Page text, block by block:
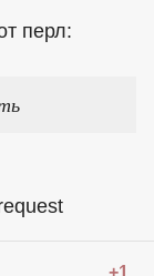
перл:
+1